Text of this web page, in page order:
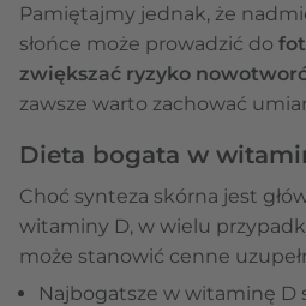
Pamiętajmy jednak, że
słońce może prowadzić do
zwiększać ryzyko
zawsze warto zachować
Dieta bogata w
Choć synteza skórna jest
witaminy D, w wielu
może stanowić cenne
Najbogatsze w witaminę D